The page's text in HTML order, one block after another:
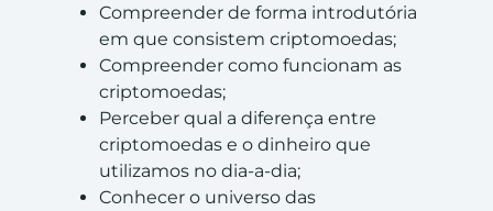
Compreender de forma introdutória
em que consistem criptomoedas;
Compreender como funcionam as
criptomoedas;
Perceber qual a diferença entre
criptomoedas e o dinheiro que
utilizamos no dia-a-dia;
Conhecer o universo das